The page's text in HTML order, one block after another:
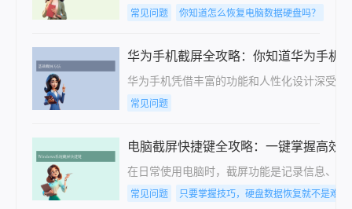
常见问题 你知道怎么恢复电脑数据硬盘吗？
华为手机截屏全攻略：你知道华为手机
华为手机凭借丰富的功能和人性化设计深受
常见问题
电脑截屏快捷键全攻略：一键掌握高效
在日常使用电脑时，截屏功能是记录信息、
常见问题 只要掌握技巧，硬盘数据恢复就不是难事